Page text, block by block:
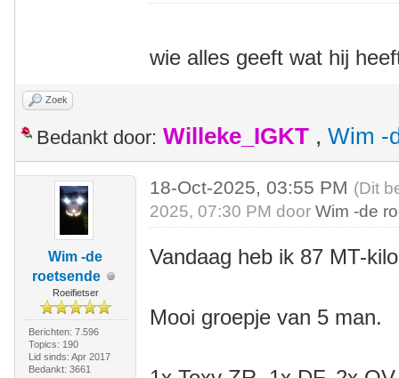
wie alles geeft wat hij
Zoek
Bedankt door: Willeke_IGKT , Wim -
Wim -de
roetsende
Roeifietser
Berichten: 7.596
Topics: 190
Lid sinds: Apr 2017
Bedankt: 3661
18-Oct-2025, 03:55 PM (Dit
2025, 07:30 PM doorWim -de
Vandaag heb ik 87 MT-
Mooi groepje van 5 man.